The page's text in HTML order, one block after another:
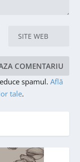
spamul.Află
tale.